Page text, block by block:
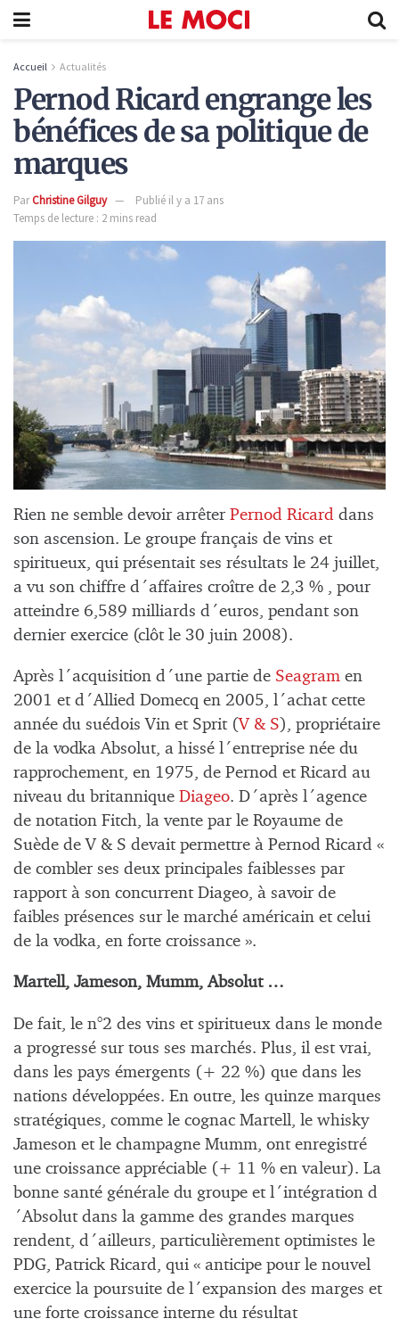
Accueil Actualités
Pernod Ricard engrange les
bénéfices de sa politique de
marques
ParChristine Gilguy
Publié il y a 17 ans
Temps de lecture : 2 mins read
Rien ne semble devoir arrêter Pernod Ricard dans
son ascension. Le groupe français de vins et
spiritueux, qui présentait ses résultats le 24 juillet,
a vu son chiffre d´affaires croître de 2,3 % , pour
atteindre 6,589 milliards d´euros, pendant son
dernier exercice (clôt le 30 juin 2008).
Après l´acquisition d´une partie de Seagram en
2001 et d´Allied Domecq en 2005, l´achat cette
année du suédois Vin et Sprit (V & S ), propriétaire
de la vodka Absolut, a hissé l´entreprise née du
rapprochement, en 1975, de Pernod et Ricard au
niveau du britannique Diageo. D´après l´agence
de notation Fitch, la vente par le Royaume de
Suède de V & S devait permettre à Pernod Ricard «
de combler ses deux principales faiblesses par
rapport à son concurrent Diageo, à savoir de
faibles présences sur le marché américain et celui
de la vodka, en forte croissance ».
Martell, Jameson, Mumm, Absolut …
De fait, le n°2 des vins et spiritueux dans le monde
a progressé sur tous ses marchés. Plus, il est vrai,
dans les pays émergents (+ 22 %) que dans les
nations développées. En outre, les quinze marques
stratégiques, comme le cognac Martell, le whisky
Jameson et le champagne Mumm, ont enregistré
une croissance appréciable (+ 11 % en valeur). La
bonne santé générale du groupe et l´intégration d
´Absolut dans la gamme des grandes marques
rendent, d´ailleurs, particulièrement optimistes le
PDG, Patrick Ricard, qui « anticipe pour le nouvel
exercice la poursuite de l´expansion des marges et
une forte croissance interne du résultat